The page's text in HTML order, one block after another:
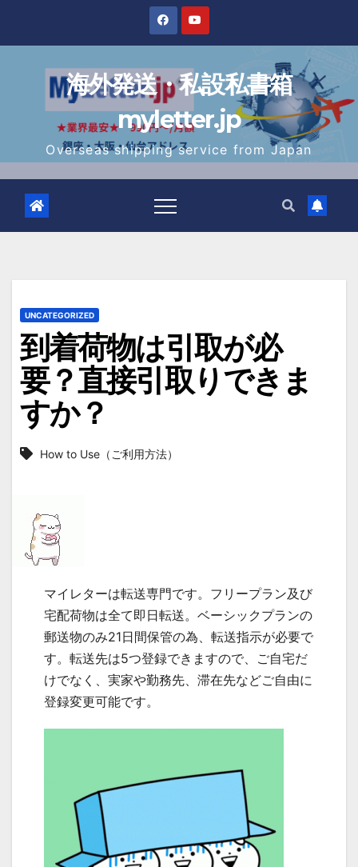
content
海外発送・私設私書箱
myletter.jp
Overseas shipping service from Japan
UNCATEGORIZED
到着荷物は引取が必
要？直接引取りできま
すか？
How to Use（ご利用方法）
マイレターは転送専門です。フリープラン及び
宅配荷物は全て即日転送。ベーシックプランの
郵送物のみ21日間保管の為、転送指示が必要で
す。転送先は5つ登録できますので、ご自宅だ
けでなく、実家や勤務先、滞在先などご自由に
登録変更可能です。